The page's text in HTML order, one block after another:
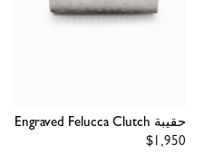
حقيبة Engraved Felucca Clutch
Regular
$1,950